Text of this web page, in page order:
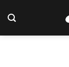
Inhalt
springen